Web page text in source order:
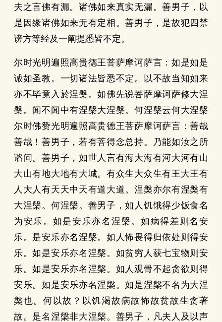
夫之言佛有漏。诸佛如来真实无漏。善男子，以
是因缘诸佛如来无有定相。善男子，是故犯四禁
谤方等经及一阐提悉皆不定。
尔时光明遍照高贵德王菩萨摩诃萨言：如是如是
诚如圣教。一切诸法皆悉不定。以不故当知如来
亦不毕竟入於涅槃。如佛先说菩萨摩诃萨修大涅
槃。闻不闻中有涅槃大涅槃。何涅槃云何大涅槃
尔时佛赞光明遍照高贵德王菩萨摩诃萨言：善哉
善哉！善男子，若有菩得念总持。乃能如汝之所
谘问。善男子，如世人言有海大海有河大河有山
大山有地大地有大城。有众生大众生有王大王有
人大人有天天中天有道大道。涅槃亦尔有涅槃有
大涅槃。何涅槃。善男子，如人饥饿得少饭食名
为安乐。如是安乐亦名涅槃。如病得差则名安
乐。是安乐亦名涅槃。如人怖畏得归依处则得安
乐。如是安乐亦名涅槃。如贫穷人获七宝物则安
乐。如是安乐亦名涅槃。如人观骨不起贪欲则得
安乐。如是安乐亦名涅槃。如是涅槃不名为大涅
槃也。何以故？以饥渴故病故怖故贫故生贪著
故。是名涅槃非大涅槃。善男子，凡夫人及以声